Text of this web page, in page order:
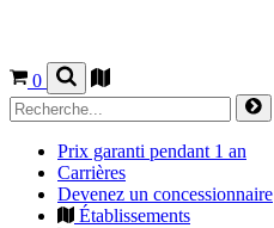
0
Prix garanti pendant 1 an
Carrières
Devenez un concessionnaire
Établissements